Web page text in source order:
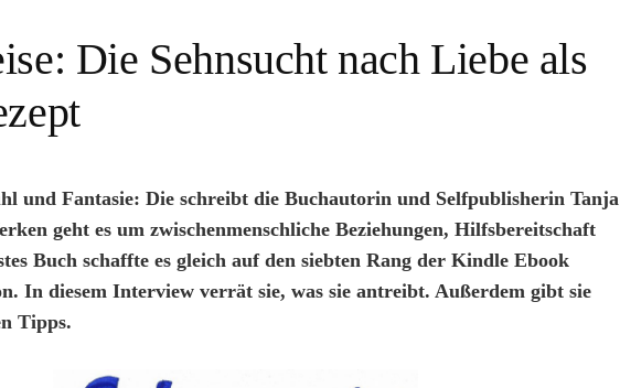
Die Sehnsucht nach Liebe als
und Fantasie: Die schreibt die Buchautorin und Selfpublisherin Tanja
geht es um zwischenmenschliche Beziehungen, Hilfsbereitschaft
Buch schaffte es gleich auf den siebten Rang der Kindle Ebook
In diesem Interview verrät sie, was sie antreibt. Außerdem gibt sie
Tipps.